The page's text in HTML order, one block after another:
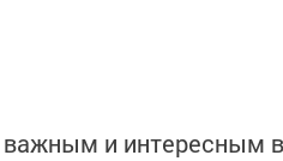
и интересным в